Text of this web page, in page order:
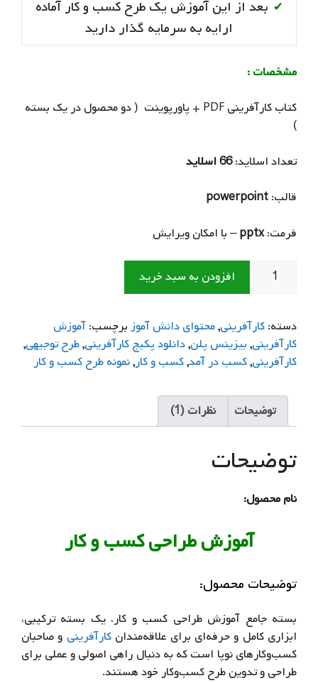
بود.
است.
✔ بعد از این آموزش یک طرح کسب و کار آماده
ارایه به سرمایه گذار دارید
مشخصات :
کتاب کارآفرینی PDF + پاورپوینت ( دو محصول در یک بسته
)
تعداد اسلاید:66 اسلاید
قالب:powerpoint
فرمت:pptx
– با امکان ویرایش
بسته
طراحی
کسب
و
ویژه
دانشجویان
و
عدد
افزودن به سبد خرید
دسته:كارآفريني,محتواي دانش آموزبرچسب:آموزش
کارآفرینی,بیزینس پلن,دانلود پکیج کارآفرینی,طرح توجیهی,
کارآفرینی,کسب در آمد,کسب و کار,نمونه طرح کسب و کار
توضیحات نظرات (1)
توضیحات
نام محصول:
آموزش طراحی کسب‌ و کار
توضیحات محصول:
بسته جامع آموزش طراحی کسب و کار، یک بسته ترکیبی،
ابزاری کامل و حرفه‌ای برای علاقه‌مندان کارآفرینی و صاحبان
کسب‌وکارهای نوپا است که به دنبال راهی اصولی و عملی برای
طراحی و تدوین طرح کسب‌وکار خود هستند.